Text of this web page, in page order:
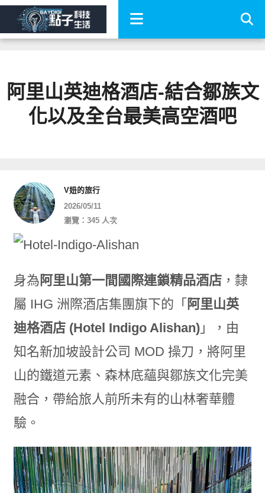
阿里山英迪格酒店-結合鄒族文
化以及全台最美高空酒吧
V妞的旅行
2026/05/11
瀏覽：345 人次
身為 阿里山第一間國際連鎖精品酒店，隸
屬 IHG 洲際酒店集團旗下的「 阿里山英
迪格酒店 (Hotel Indigo Alishan)」，由
知名新加坡設計公司 MOD 操刀，將阿里
山的鐵道元素、森林底蘊與鄒族文化完美
融合，帶給旅人前所未有的山林奢華體
驗。